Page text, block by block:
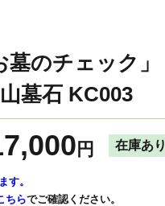
のチェック」
墓石 KC003
円 在庫あり
す。
ちらでご確認ください。